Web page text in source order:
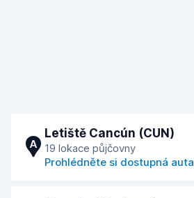
A
Letiště Cancún (CUN)
19 lokace půjčovny
Prohlédněte si dostupná auta